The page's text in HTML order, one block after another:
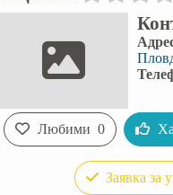
Любими 0
Заявка за